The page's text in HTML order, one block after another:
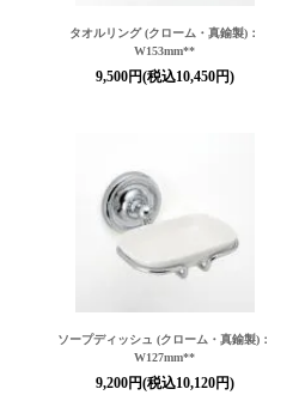
タオルリング (クローム・真鍮製)：
W153mm**
9,500円(税込10,450円)
ソープディッシュ (クローム・真鍮製)：
W127mm**
9,200円(税込10,120円)